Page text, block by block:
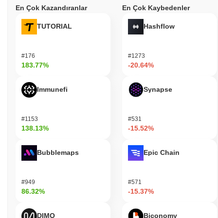
En Çok Kazandıranlar
TUTORIAL
#176
183.77%
Immunefi
#1153
138.13%
Bubblemaps
#949
86.32%
DIMO
En Çok Kaybedenler
Hashflow
#1273
-20.64%
Synapse
#531
-15.52%
Epic Chain
#571
-15.37%
Biconomy